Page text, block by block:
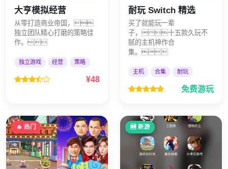
大亨模拟经营
从零打造商业帝国，
独立团队精心打磨的策略佳
作。
独立游戏 经营 策略
¥48
耐玩 Switch 精选
买了就能玩一辈
子，十五款久玩不
腻的主机神作合
集。
主机 合集 耐玩
免费游玩
🔥 热门 🆕 新游